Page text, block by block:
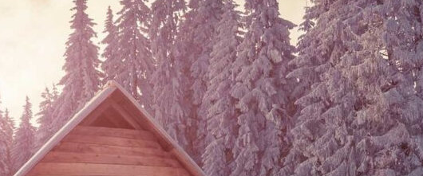
Suscribete a nuestro
Newsletter
Regístrese para recibir las últimas noticias,
actualizaciones, promociones y ofertas especiales.
Your mail address